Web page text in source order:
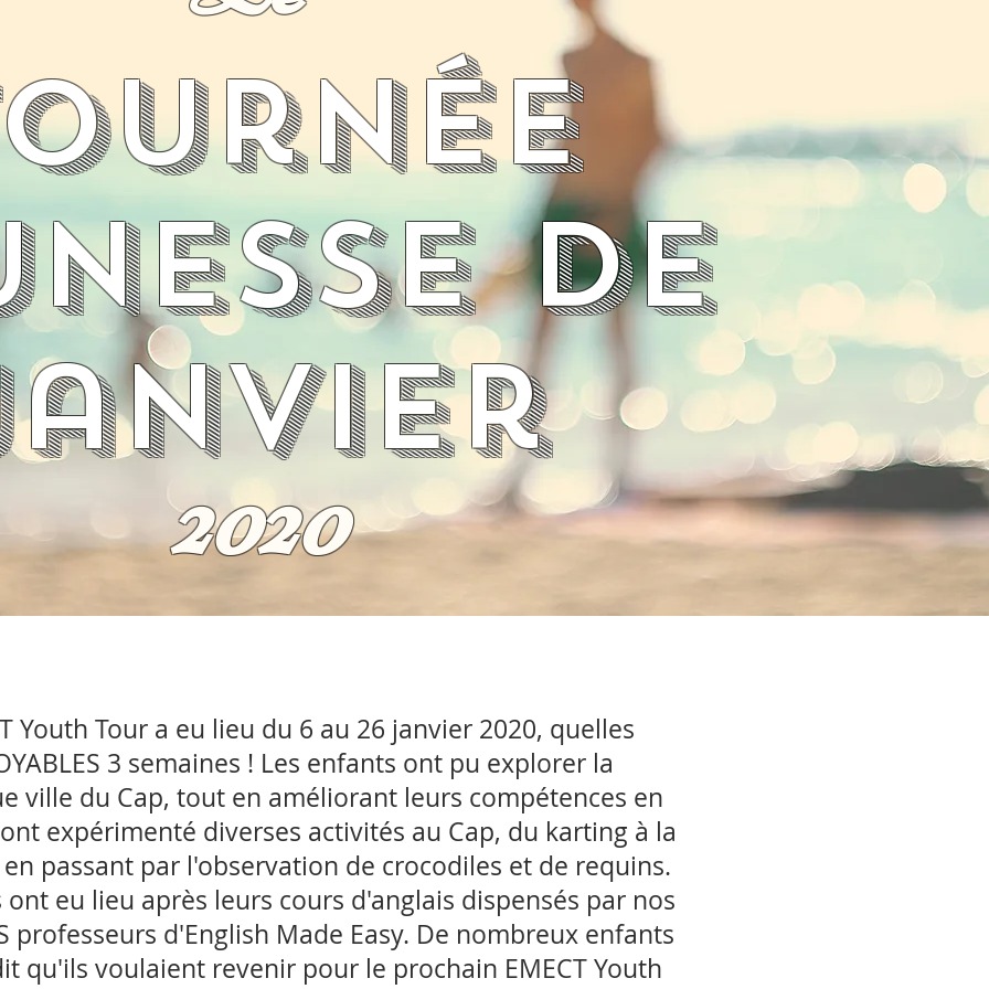
de
2020
Youth Tour a eu lieu du 6 au 26 janvier 2020, quelles
3 semaines ! Les enfants ont pu explorer la
ville du Cap, tout en améliorant leurs compétences en
expérimenté diverses activités au Cap, du karting à la
passant par l'observation de crocodiles et de requins.
ont eu lieu après leurs cours d'anglais dispensés par nos
professeurs d'English Made Easy. De nombreux enfants
qu'ils voulaient revenir pour le prochain EMECT Youth